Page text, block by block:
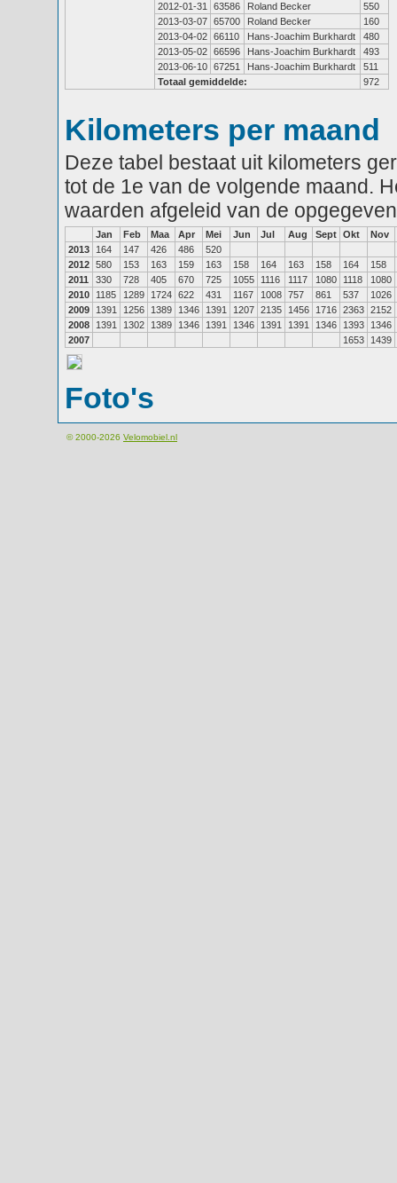
2012-01-31
63586 Roland Becker
550
2013-03-07 65700 Roland Becker
160
2013-04-02 66110 Hans-Joachim Burkhardt
480
2013-05-02 66596 Hans-Joachim Burkhardt
493
2013-06-10 67251 Hans-Joachim Burkhardt
511
Totaal gemiddelde:
972
Kilometers per maand
Deze tabel bestaat uit kilometers
tot de 1e van de volgende maand.
waarden afgeleid van de
Jan Feb Maa Apr Mei Jun Jul Aug Sept Okt
Nov
2013
164 147 426 486
520
2012 580 153 163 159 163 158 164 163 158 164
158
2011
330 728 405 670 725 1055 1116 1117 1080 1118
1080
2010
1185 1289 1724 622 431 1167 1008 757 861 537
1026
2009
1391 1256 1389 1346 1391 1207 2135 1456 1716 2363 2152
2008
1391 1302 1389 1346 1391 1346 1391 1391 1346 1393
1346
2007
1653 1439
Foto's
© 2000-2026 Velomobiel.nl